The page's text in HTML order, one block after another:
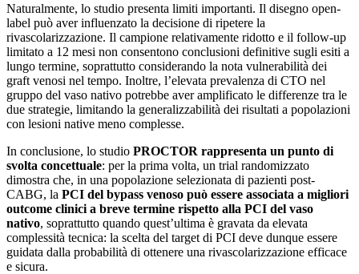
Naturalmente, lo studio presenta limiti importanti. Il disegno open-
label può aver influenzato la decisione di ripetere la
rivascolarizzazione. Il campione relativamente ridotto e il follow-up
limitato a 12 mesi non consentono conclusioni definitive sugli esiti a
lungo termine, soprattutto considerando la nota vulnerabilità dei
graft venosi nel tempo. Inoltre, l’elevata prevalenza di CTO nel
gruppo del vaso nativo potrebbe aver amplificato le differenze tra le
due strategie, limitando la generalizzabilità dei risultati a popolazioni
con lesioni native meno complesse.
In conclusione, lo studio PROCTOR rappresenta un punto di
svolta concettuale: per la prima volta, un trial randomizzato
dimostra che, in una popolazione selezionata di pazienti post-
CABG, la PCI del bypass venoso può essere associata a migliori
outcome clinici a breve termine rispetto alla PCI del vaso
nativo, soprattutto quando quest’ultima è gravata da elevata
complessità tecnica: la scelta del target di PCI deve dunque essere
guidata dalla probabilità di ottenere una rivascolarizzazione efficace
e sicura.